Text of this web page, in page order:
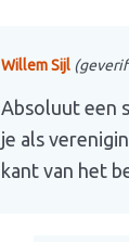
Willem Sijl
Absoluut een
je als
kant van het